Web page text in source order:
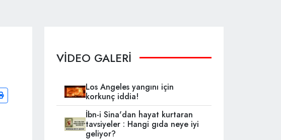
VİDEO GALERİ
Los Angeles yangını için
korkunç iddia!
İbn-i Sina'dan hayat kurtaran
tavsiyeler : Hangi gıda neye iyi
geliyor?